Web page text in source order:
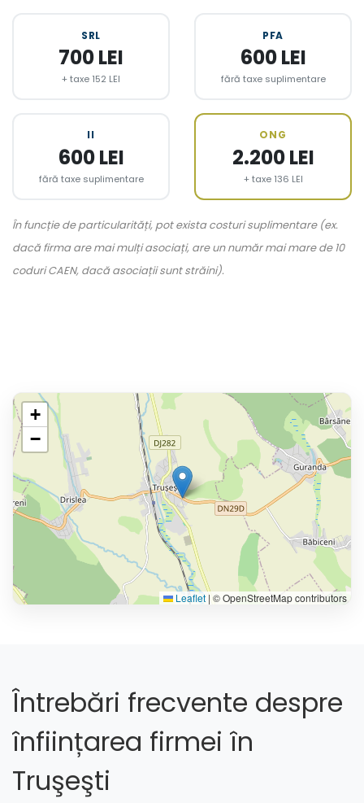
SRL
700 LEI
+ taxe 152 LEI
PFA
600 LEI
fără taxe suplimentare
II
600 LEI
fără taxe suplimentare
ONG
2.200 LEI
+ taxe 136 LEI
În funcție de particularități, pot exista costuri suplimentare (ex.
dacă firma are mai mulți asociați, are un număr mai mare de 10
coduri CAEN, dacă asociații sunt străini).
+
−
Leaflet | © OpenStreetMap contributors
Întrebări frecvente despre
înființarea firmei în
Truşeşti